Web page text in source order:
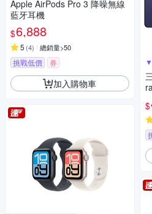
Apple AirPods Pro 3 降噪無線
藍牙耳機
$6,888
5 (4) 總銷量>50
挑戰低價 券
加入購物車
$